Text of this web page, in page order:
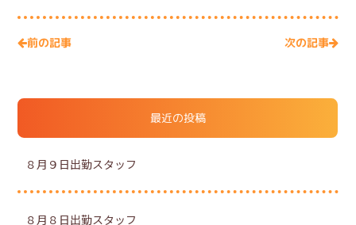
前の記事 次の記事
最近の投稿
８月９日出勤スタッフ
８月８日出勤スタッフ